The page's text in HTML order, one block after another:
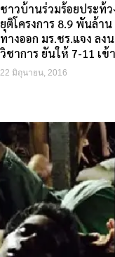
ชาวบ้านร่วมร้อยประท้
ยุติโครงการ 8.9 พันล้า
ทางออก มร.ชร.แจง ล
วิชาการ ยันให้ 7-11 เ
22 มิถุนายน, 2016